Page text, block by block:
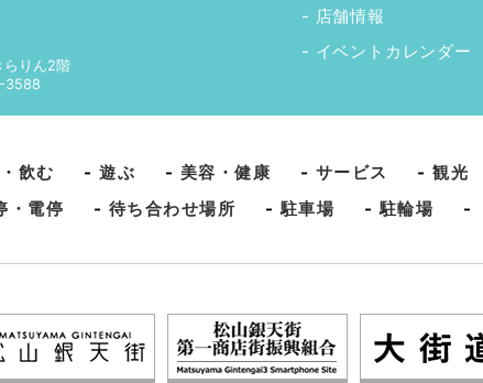
らりん2階
3588
店舗情報
イベントカレンダー
飲む - 遊ぶ - 美容・健康 - サービス - 観光
・電停 - 待ち合わせ場所 -駐車場 -駐輪場 -